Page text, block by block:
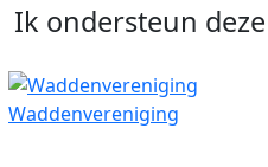
Ik ondersteun
Waddenvereniging